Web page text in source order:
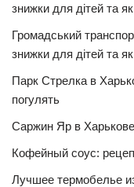
знижки для дітей та
Громадський
знижки для дітей та
Парк Стрелка в
погулять
Саржин Яр в
Кофейный соус:
Лучшее термобелье